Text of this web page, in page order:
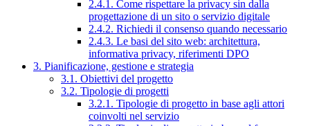
2.4.1. Come rispettare la privacy sin dalla
progettazione di un sito o servizio digitale
2.4.2. Richiedi il consenso quando necessario
2.4.3. Le basi del sito web: architettura,
informativa privacy, riferimenti DPO
3. Pianificazione, gestione e strategia
3.1. Obiettivi del progetto
3.2. Tipologie di progetti
3.2.1. Tipologie di progetto in base agli attori
coinvolti nel servizio